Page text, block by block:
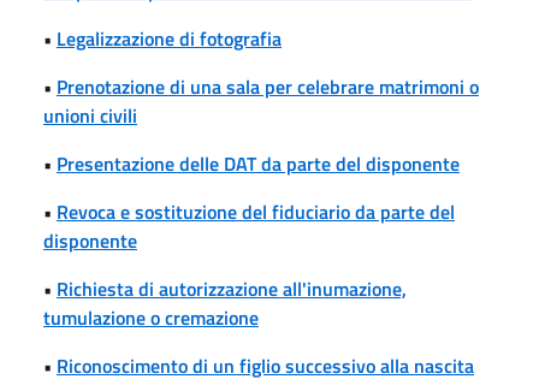
• Legalizzazione di fotografia
• Prenotazione di una sala per celebrare matrimoni o
unioni civili
• Presentazione delle DAT da parte del disponente
• Revoca e sostituzione del fiduciario da parte del
disponente
• Richiesta di autorizzazione all'inumazione,
tumulazione o cremazione
• Riconoscimento di un figlio successivo alla nascita